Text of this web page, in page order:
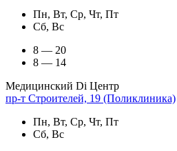
Пн, Вт, Ср, Чт, Пт
Сб, Вс
8 — 20
8 — 14
Медицинский Di Центр
пр-т Строителей, 19 (Поликлиника)
Пн, Вт, Ср, Чт, Пт
Сб, Вс